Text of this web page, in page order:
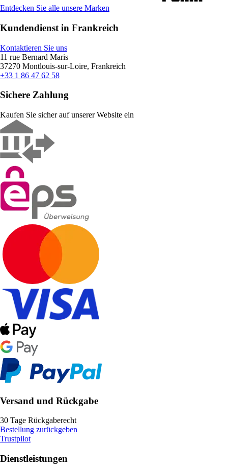
Entdecken Sie alle unsere Marken
Kundendienst in Frankreich
Kontaktieren Sie uns
11 rue Bernard Maris
37270 Montlouis-sur-Loire, Frankreich
+33 1 86 47 62 58
Sichere Zahlung
Kaufen Sie sicher auf unserer Website ein
Versand und Rückgabe
30 Tage Rückgaberecht
Bestellung zurückgeben
Trustpilot
Dienstleistungen